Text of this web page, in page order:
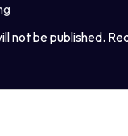
not be published.